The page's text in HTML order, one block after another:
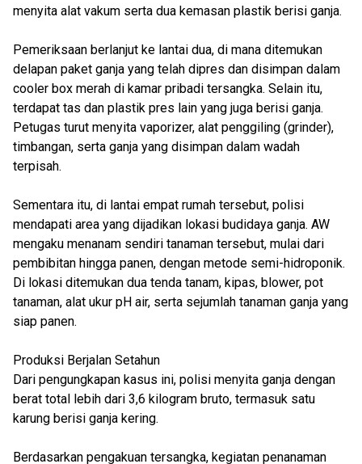
menyita alat vakum serta dua kemasan plastik berisi ganja.
Pemeriksaan berlanjut ke lantai dua, di mana ditemukan
delapan paket ganja yang telah dipres dan disimpan dalam
cooler box merah di kamar pribadi tersangka. Selain itu,
terdapat tas dan plastik pres lain yang juga berisi ganja.
Petugas turut menyita vaporizer, alat penggiling (grinder),
timbangan, serta ganja yang disimpan dalam wadah
terpisah.
Sementara itu, di lantai empat rumah tersebut, polisi
mendapati area yang dijadikan lokasi budidaya ganja. AW
mengaku menanam sendiri tanaman tersebut, mulai dari
pembibitan hingga panen, dengan metode semi-hidroponik.
Di lokasi ditemukan dua tenda tanam, kipas, blower, pot
tanaman, alat ukur pH air, serta sejumlah tanaman ganja yang
siap panen.
Produksi Berjalan Setahun
Dari pengungkapan kasus ini, polisi menyita ganja dengan
berat total lebih dari 3,6 kilogram bruto, termasuk satu
karung berisi ganja kering.
Berdasarkan pengakuan tersangka, kegiatan penanaman